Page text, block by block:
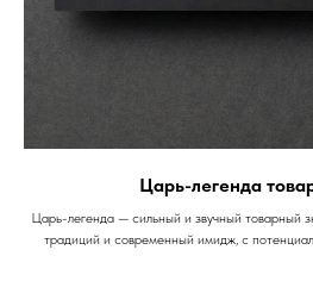
Царь-легенда
Царь-легенда — сильный и звучный товарный
традиций и современный имидж, с